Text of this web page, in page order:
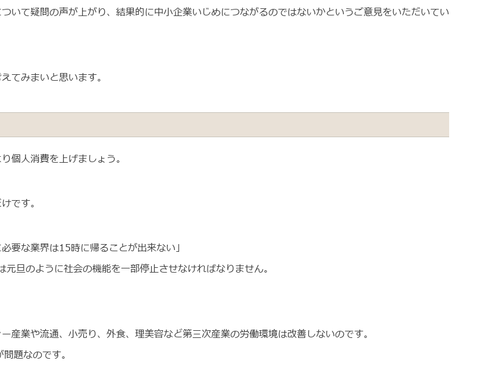
いて疑問の声が上がり、結果的に中小企業いじめにつながるのではないかというご意見をいただいてい
てみまいと思います。
個人消費を上げましょう。
です。
要な業界は15時に帰ることが出来ない」
旦のように社会の機能を一部停止させなければなりません。
産業や流通、小売り、外食、理美容など第三次産業の労働環境は改善しないのです。
題なのです。